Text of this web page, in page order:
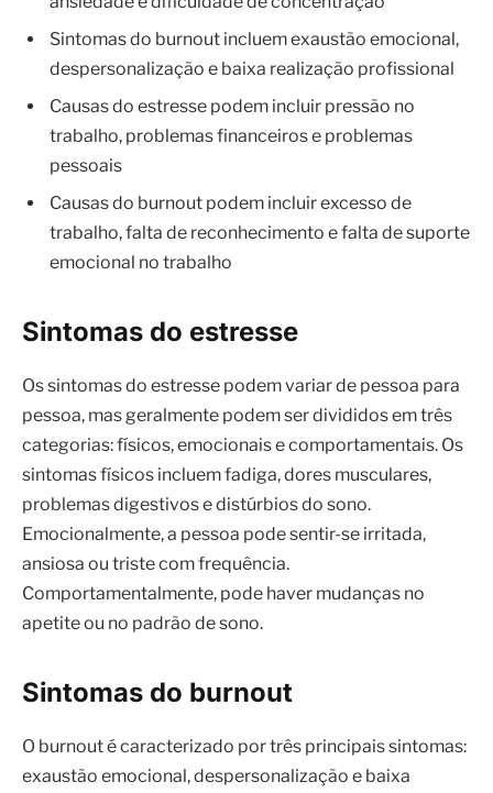
Sintomas do burnout incluem exaustão emocional,
despersonalização e baixa realização profissional
Causas do estresse podem incluir pressão no
trabalho, problemas financeiros e problemas
pessoais
Causas do burnout podem incluir excesso de
trabalho, falta de reconhecimento e falta de suporte
emocional no trabalho
Sintomas do estresse
Os sintomas do estresse podem variar de pessoa para
pessoa, mas geralmente podem ser divididos em três
categorias: físicos, emocionais e comportamentais. Os
sintomas físicos incluem fadiga, dores musculares,
problemas digestivos e distúrbios do sono.
Emocionalmente, a pessoa pode sentir-se irritada,
ansiosa ou triste com frequência.
Comportamentalmente, pode haver mudanças no
apetite ou no padrão de sono.
Sintomas do burnout
O burnout é caracterizado por três principais sintomas:
exaustão emocional, despersonalização e baixa